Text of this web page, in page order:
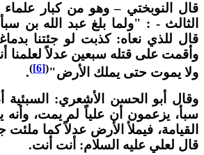
النوبختي – وهو من كبار علماء
- : "ولما بلغ عبد الله بن سبأ
للذي نعاه: كذبت لو جئتنا
على قتله سبعين عدلاً لعلمنا
يموت حتى يملك الأرض"(
[6]
)
.
أبو الحسن الأشعري: السبئية
يزعمون أن علياً لم يمت، وأنه
فيملأ الأرض عدلاً كما ملئت
لعلي عليه السلام: أنت أنت.